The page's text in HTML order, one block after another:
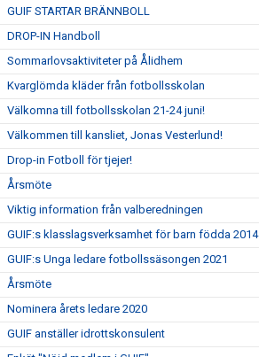
GUIF STARTAR BRÄNNBOLL
DROP-IN Handboll
Sommarlovsaktiviteter på Ålidhem
Kvarglömda kläder från fotbollsskolan
Välkomna till fotbollsskolan 21-24 juni!
Välkommen till kansliet, Jonas Vesterlund!
Drop-in Fotboll för tjejer!
Årsmöte
Viktig information från valberedningen
GUIF:s klasslagsverksamhet för barn födda 2014
GUIF:s Unga ledare fotbollssäsongen 2021
Årsmöte
Nominera årets ledare 2020
GUIF anställer idrottskonsulent